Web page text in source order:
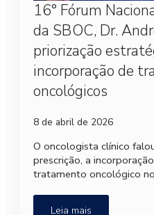
16° Fórum
da SBOC, Dr.
priorização
incorporação de
oncológicos
8 de abril de 2026
O oncologista clínico
prescrição, a
tratamento oncológico
Leia mais